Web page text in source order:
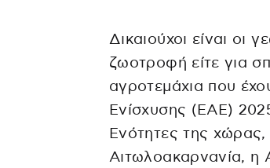
Δικαιούχοι είναι οι
ζωοτροφή είτε για
αγροτεμάχια που
Ενίσχυσης (ΕΑΕ)
Ενότητες της
Αιτωλοακαρνανία, η